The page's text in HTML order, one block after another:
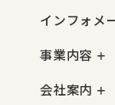
インフォメ
事業内容
会社案内